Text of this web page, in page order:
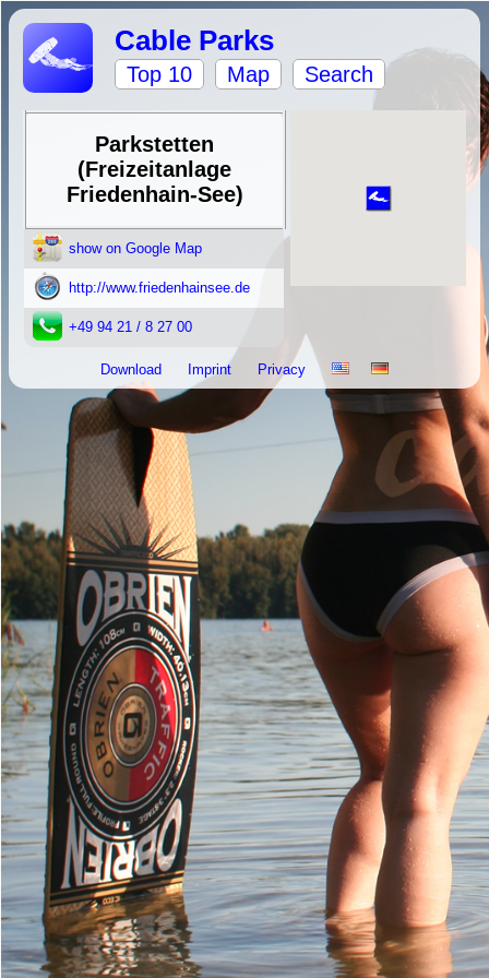
Cable Parks
Top 10 Map Search
Parkstetten
(Freizeitanlage
Friedenhain-See)
show on Google Map
http://www.friedenhainsee.de
+49 94 21 / 8 27 00
Download Imprint Privacy